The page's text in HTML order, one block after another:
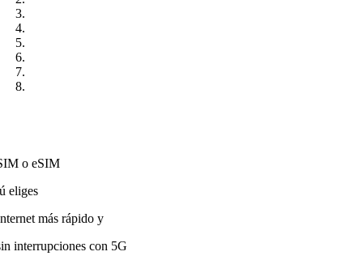
o eSIM
eliges
más rápido y
interrupciones con 5G